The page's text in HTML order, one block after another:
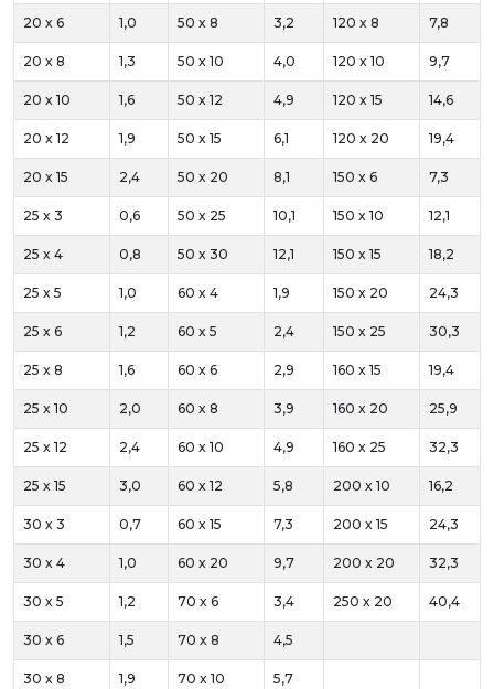
20 x 6 1,0 50 x 8 3,2 120 x 8 7,8
20 x 8 1,3 50 x 10 4,0 120 x 10 9,7
20 x 10 1,6 50 x 12 4,9 120 x 15 14,6
20 x 12 1,9 50 x 15 6,1 120 x 20 19,4
20 x 15 2,4 50 x 20 8,1 150 x 6 7,3
25 x 3 0,6 50 x 25 10,1 150 x 10 12,1
25 x 4 0,8 50 x 30 12,1 150 x 15 18,2
25 x 5 1,0 60 x 4 1,9 150 x 20 24,3
25 x 6 1,2 60 x 5 2,4 150 x 25 30,3
25 x 8 1,6 60 x 6 2,9 160 x 15 19,4
25 x 10 2,0 60 x 8 3,9 160 x 20 25,9
25 x 12 2,4 60 x 10 4,9 160 x 25 32,3
25 x 15 3,0 60 x 12 5,8 200 x 10 16,2
30 x 3 0,7 60 x 15 7,3 200 x 15 24,3
30 x 4 1,0 60 x 20 9,7 200 x 20 32,3
30 x 5 1,2 70 x 6 3,4 250 x 20 40,4
30 x 6 1,5 70 x 8 4,5
30 x 8 1,9 70 x 10 5,7